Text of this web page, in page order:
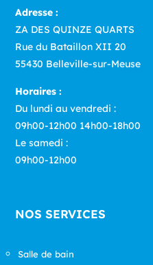
Adresse :
ZA DES QUINZE QUARTS
Rue du Bataillon XII 20
55430 Belleville-sur-Meuse
Horaires :
Du lundi au vendredi :
09h00-12h00 14h00-18h00
Le samedi :
09h00-12h00
NOS SERVICES
Salle de bain